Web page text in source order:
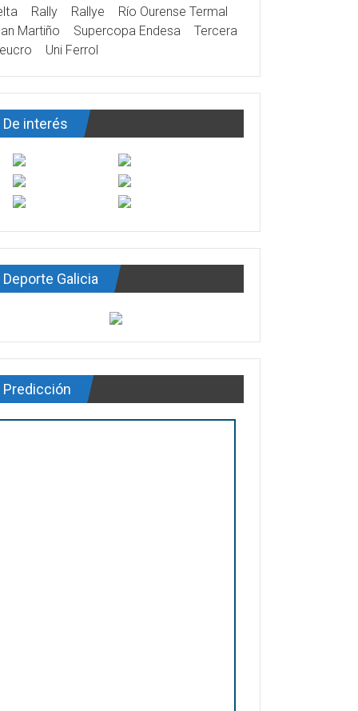
Rally Rallye
Río Ourense Termal
Martiño
Supercopa Endesa
Tercera
Uni Ferrol
De interés
Deporte Galicia
Predicción